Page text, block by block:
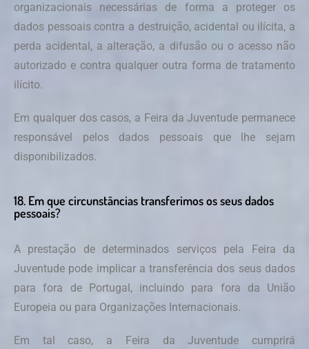
organizacionais necessárias de forma a proteger os
dados pessoais contra a destruição, acidental ou ilícita, a
perda acidental, a alteração, a difusão ou o acesso não
autorizado e contra qualquer outra forma de tratamento
ilícito.
Em qualquer dos casos, a Feira da Juventude permanece
responsável pelos dados pessoais que lhe sejam
disponibilizados.
18. Em que circunstâncias transferimos os seus dados
pessoais?
A prestação de determinados serviços pela Feira da
Juventude pode implicar a transferência dos seus dados
para fora de Portugal, incluindo para fora da União
Europeia ou para Organizações Internacionais.
Em tal caso, a Feira da Juventude cumprirá